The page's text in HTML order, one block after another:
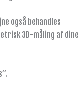
også behandles
3D-måling af dine